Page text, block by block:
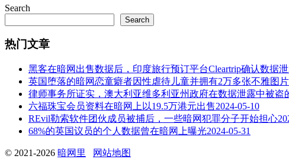
Search
Search
热门文章
黑客在暗网出售数据后，印度旅行预订平台Cleartrip确认数据
英国堕落的暗网恋童癖者因性虐待儿童并拥有2万多张不雅图
律师事务所证实，澳大利亚维多利亚州政府在数据泄露中被盗
六福珠宝会员资料在暗网上以19.5万港元出售2024-05-10
REvil勒索软件团伙成员被捕后，一些暗网犯罪分子开始担心
68%的英国议员的个人数据曾在暗网上曝光2024-05-31
© 2021-2026 暗网里 网站地图